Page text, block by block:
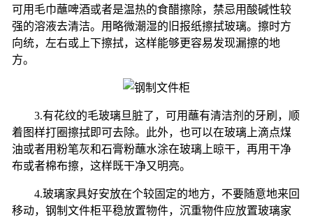
可用毛巾蘸啤酒或者是温热的食醋擦除，禁忌用酸碱性较
强的溶液去清洁。用略微潮湿的旧报纸擦拭玻璃。擦时方
向统，左右或上下擦拭，这样能够更容易发现漏擦的地
方。
3.有花纹的毛玻璃旦脏了，可用蘸有清洁剂的牙刷，顺
着图样打圈擦拭即可去除。此外，也可以在玻璃上滴点煤
油或者用粉笔灰和石膏粉蘸水涂在玻璃上晾干，再用干净
布或者棉布擦，这样既干净又明亮。
4.玻璃家具好安放在个较固定的地方，不要随意地来回
移动，钢制文件柜平稳放置物件，沉重物件应放置玻璃家